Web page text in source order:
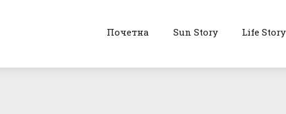
Почетна Sun Story Life Story